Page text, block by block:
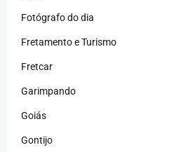
Fotógrafo do dia
Fretamento e Turismo
Fretcar
Garimpando
Goiás
Gontijo